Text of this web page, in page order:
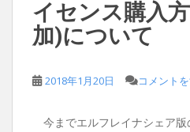
イセンス購入
加)について
2018年1月20日 コメント
今までエルフレイナシェア